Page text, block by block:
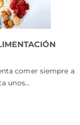
comer siempre a
unos…